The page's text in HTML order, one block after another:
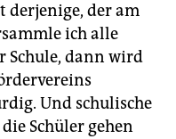
der am
ich alle
Schule, dann wird
Und schulische
Schüler gehen